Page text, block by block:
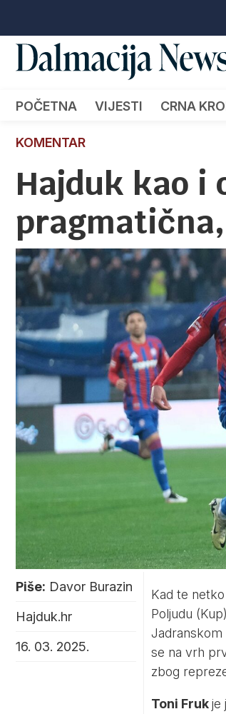
POČETNA VIJESTI CRNA
KOMENTAR
Hajduk kao i
Piše: Davor Burazin
Hajduk.hr
16. 03. 2025.
Kad te
Poljudu
Jadranskom
se na vrh
zbog
Toni Frukje